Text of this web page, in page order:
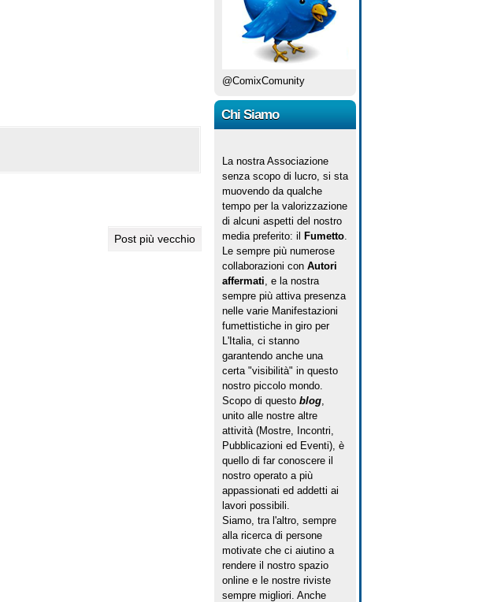
Post più vecchio
@ComixComunity
Chi Siamo
La nostra Associazione
senza scopo di lucro, si sta
muovendo da qualche
tempo per la valorizzazione
di alcuni aspetti del nostro
media preferito: il
Fumetto.
Le sempre più numerose
collaborazioni con Autori
affermati, e la nostra
sempre più attiva presenza
nelle varie Manifestazioni
fumettistiche in giro per
L'Italia, ci stanno
garantendo anche una
certa "visibilità" in questo
nostro piccolo mondo.
Scopo di questo blog,
unito alle nostre altre
attività (Mostre, Incontri,
Pubblicazioni ed Eventi), è
quello di far conoscere il
nostro operato a più
appassionati ed addetti ai
lavori possibili.
Siamo, tra l'altro, sempre
alla ricerca di persone
motivate che ci aiutino a
rendere il nostro spazio
online e le nostre riviste
sempre migliori. Anche